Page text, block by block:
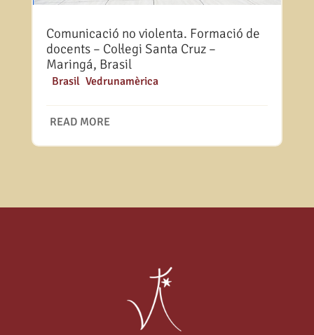
Comunicació no violenta. Formació de
docents – Col·legi Santa Cruz –
Maringá, Brasil
Brasil, Vedrunamèrica
READ MORE